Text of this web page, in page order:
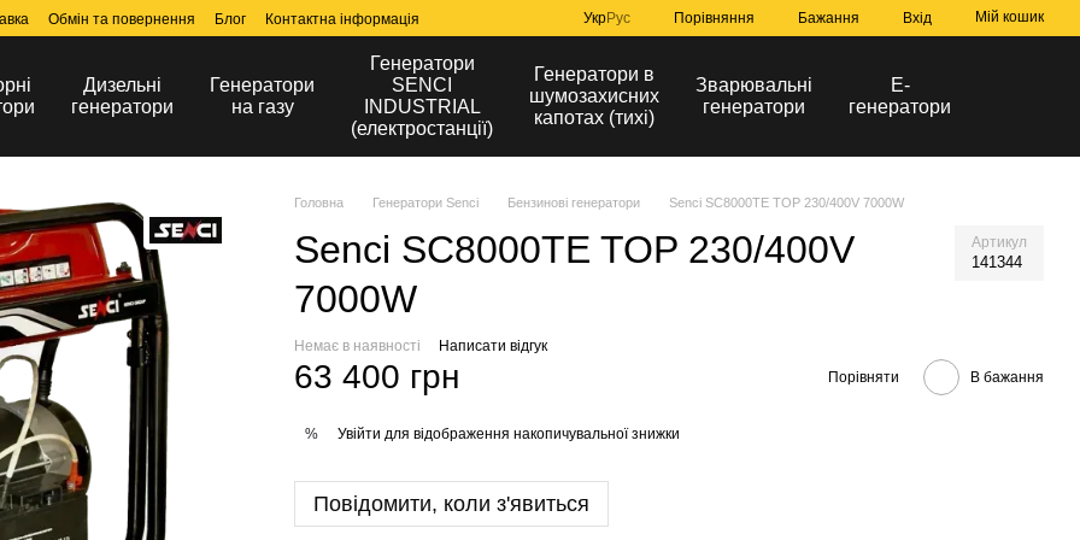
Обмін та повернення Блог Контактна інформація УкрРус Порівняння Бажання Вхід Мій кошик
Дизельні
генератори
Генератори
на газу
Генератори
SENCI
INDUSTRIAL
(електростанції)
Генератори в
шумозахисних
капотах (тихі)
Зварювальні
генератори
Е-
генератори
Головна Генератори Senci Бензинові генератори Senci SC8000TE TOP 230/400V 7000W
Senci SC8000TE TOP 230/400V
7000W
Артикул
141344
Немає в наявності Написати відгук
63 400 грн Порівняти В бажання
% Увійти для відображення накопичувальної знижки
Повідомити, коли з'явиться